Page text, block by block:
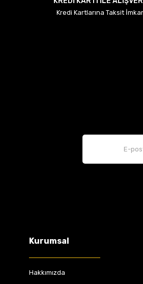
Ön Fren Balatası Megane 3
Kredi Kartlarına Taksit
Kurumsal
Hakkımızda